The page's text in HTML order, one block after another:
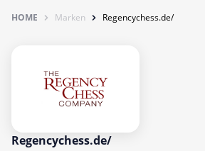
Auto, Motorrad & Werkzeuge
Computer & Elektronik
Essen & Trinken
HOME Marken Regencychess.de/
Regencychess.de/